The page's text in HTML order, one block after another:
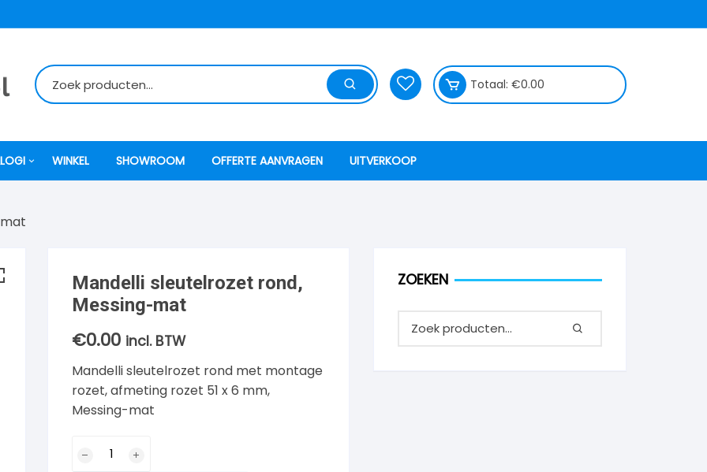
Totaal: €0.00
WINKEL SHOWROOM OFFERTE AANVRAGEN UITVERKOOP
Mandelli sleutelrozet rond,
Messing-mat
€0.00 incl. BTW
Mandelli sleutelrozet rond met montage
rozet, afmeting rozet 51 x 6 mm,
Messing-mat
sleutelrozet
ZOEKEN